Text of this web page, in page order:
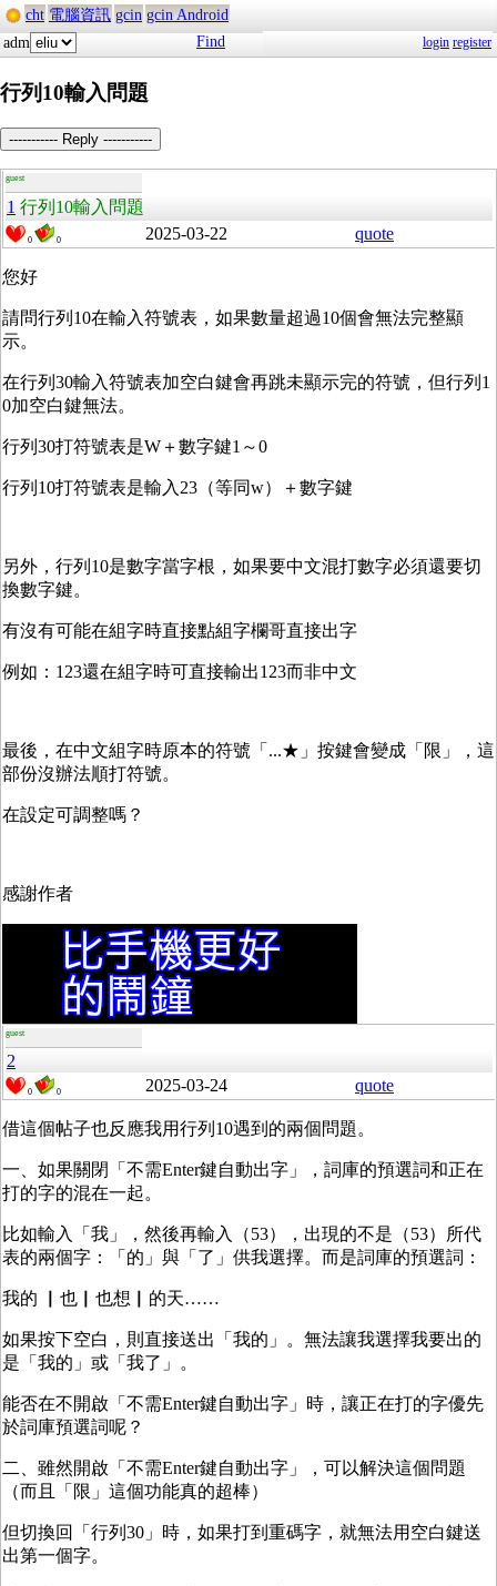
cht 電腦資訊 gcin gcin Android
adm
Find login register
行列10輸入問題
----------- Reply -----------
guest
1 行列10輸入問題
0 0 2025-03-22 quote
您好
請問行列10在輸入符號表，如果數量超過10個會無法完整顯
示。
在行列30輸入符號表加空白鍵會再跳未顯示完的符號，但行列1
0加空白鍵無法。
行列30打符號表是W＋數字鍵1～0
行列10打符號表是輸入23（等同w）＋數字鍵
另外，行列10是數字當字根，如果要中文混打數字必須還要切
換數字鍵。
有沒有可能在組字時直接點組字欄哥直接出字
例如：123還在組字時可直接輸出123而非中文
最後，在中文組字時原本的符號「...★」按鍵會變成「限」，這
部份沒辦法順打符號。
在設定可調整嗎？
感謝作者
guest
2
0 0 2025-03-24 quote
借這個帖子也反應我用行列10遇到的兩個問題。
一、如果關閉「不需Enter鍵自動出字」，詞庫的預選詞和正在
打的字的混在一起。
比如輸入「我」，然後再輸入（53），出現的不是（53）所代
表的兩個字：「的」與「了」供我選擇。而是詞庫的預選詞：
我的 ▏也▏也想▏的天……
如果按下空白，則直接送出「我的」。無法讓我選擇我要出的
是「我的」或「我了」。
能否在不開啟「不需Enter鍵自動出字」時，讓正在打的字優先
於詞庫預選詞呢？
二、雖然開啟「不需Enter鍵自動出字」，可以解決這個問題
（而且「限」這個功能真的超棒）
但切換回「行列30」時，如果打到重碼字，就無法用空白鍵送
出第一個字。